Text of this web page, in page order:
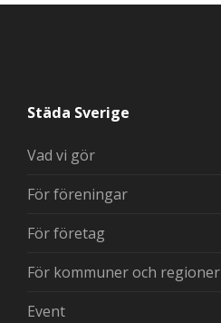
Städa Sverige
Vad vi gör
För föreningar
För företag
För kommuner och regioner
Event